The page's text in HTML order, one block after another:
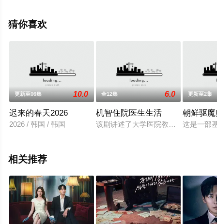
视剧、电视猫或剧情网等平台了解。
猜你喜欢
更新至06集 10.0
迟来的春天2026
2026 / 韩国 / 韩国
全12集 6.0
机智住院医生生活
该剧讲述了大学医院教授和住院医生
更新至2集
朝鲜驱
这是一部
相关推荐